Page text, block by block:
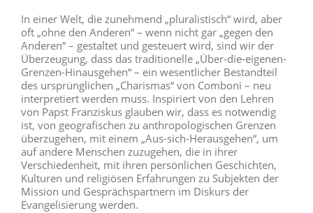
In einer Welt, die zunehmend „pluralistisch“ wird, aber
oft „ohne den Anderen“ – wenn nicht gar „gegen den
Anderen“ – gestaltet und gesteuert wird, sind wir der
Überzeugung, dass das traditionelle „Über-die-eigenen-
Grenzen-Hinausgehen“ – ein wesentlicher Bestandteil
des ursprünglichen „Charismas“ von Comboni – neu
interpretiert werden muss. Inspiriert von den Lehren
von Papst Franziskus glauben wir, dass es notwendig
ist, von geografischen zu anthropologischen Grenzen
überzugehen, mit einem „Aus-sich-Herausgehen“, um
auf andere Menschen zuzugehen, die in ihrer
Verschiedenheit, mit ihren persönlichen Geschichten,
Kulturen und religiösen Erfahrungen zu Subjekten der
Mission und Gesprächspartnern im Diskurs der
Evangelisierung werden.